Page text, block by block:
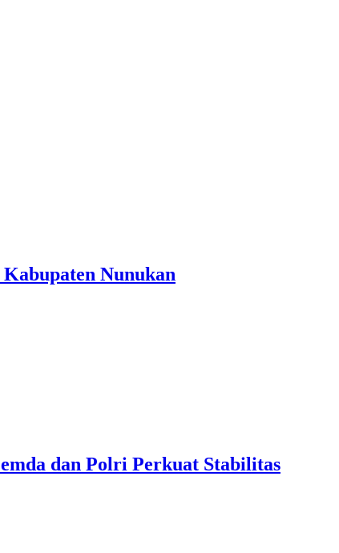
Nunukan
dan Polri Perkuat Stabilitas